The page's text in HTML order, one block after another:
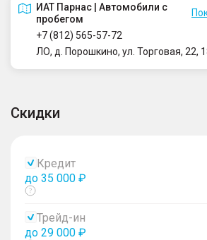
ИАТ Парнас | Автомобили с
пробегом
+7 (812) 565-57-72
ЛО, д. Порошкино, ул. Торговая, 22,
Скидки
Кредит
до 35 000 ₽
Показать
Трейд-ин
до 29 000 ₽